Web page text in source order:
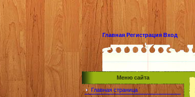
Главная Регистрация Вход
Меню сайта
Главная страница